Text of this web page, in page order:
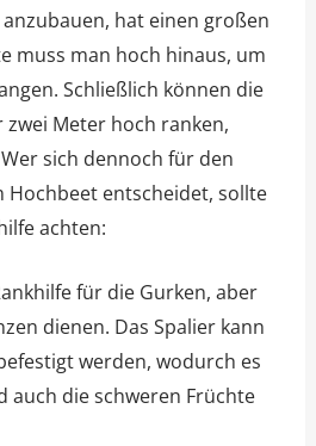
hat einen großen
muss man hoch hinaus, um
Schließlich können die
Meter hoch ranken,
sich dennoch für den
Hochbeet entscheidet, sollte
achten:
für die Gurken, aber
dienen. Das Spalier kann
werden, wodurch es
auch die schweren Früchte